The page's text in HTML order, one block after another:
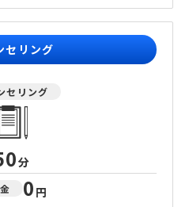
セリング
セリング
分
0 円